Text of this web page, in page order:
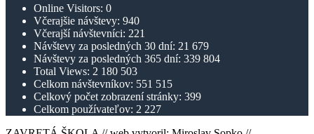
Online Visitors: 0
Včerajšie návštevy: 940
Včerajší návštevníci: 221
Návštevy za posledných 30 dní: 21 679
Návštevy za posledných 365 dní: 339 804
Total Views: 2 180 503
Celkom návštevníkov: 551 515
Celkový počet zobrazení stránky: 399
Celkom používateľov: 2 227